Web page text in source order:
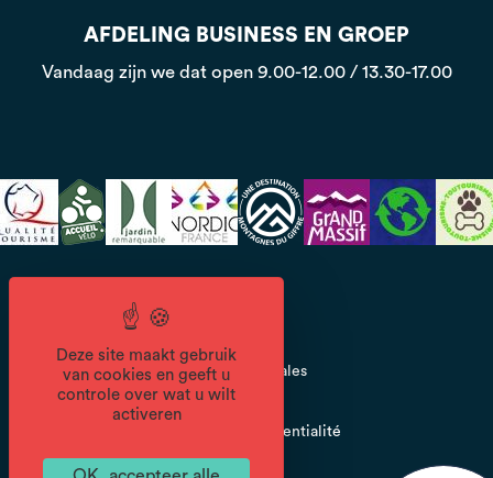
AFDELING BUSINESS EN GROEP
Vandaag zijn we dat open 9.00-12.00 / 13.30-17.00
Mentions légales
Politique de confidentialité
Deze site maakt gebruik
van cookies en geeft u
controle over wat u wilt
activeren